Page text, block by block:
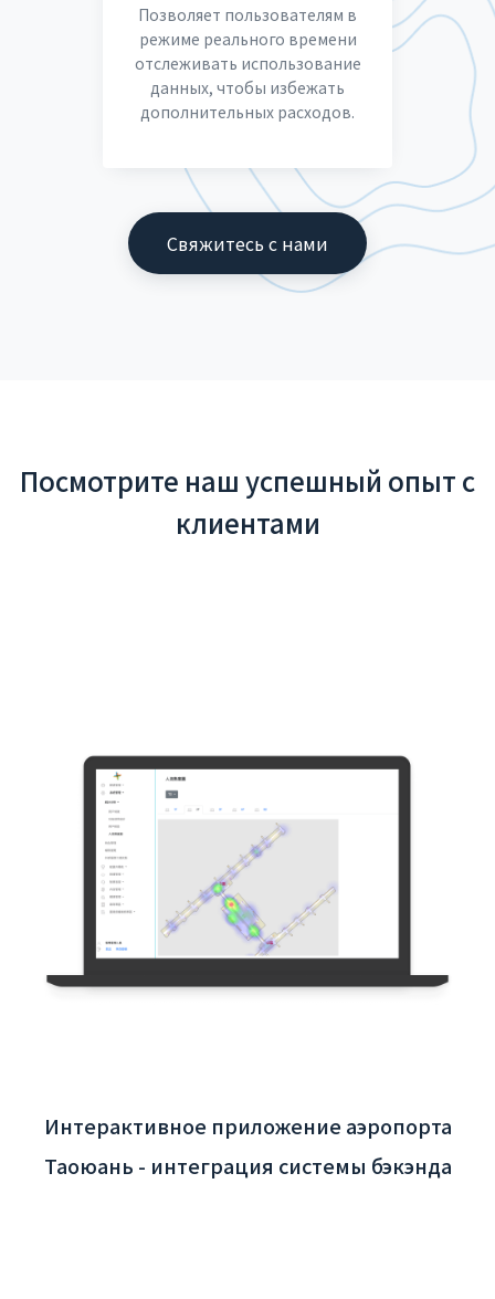
Позволяет пользователям в
режиме реального времени
отслеживать использование
данных, чтобы избежать
дополнительных расходов.
Свяжитесь с нами
Посмотрите наш успешный опыт с
клиентами
Интерактивное приложение аэропорта
Таоюань - интеграция системы бэкэнда